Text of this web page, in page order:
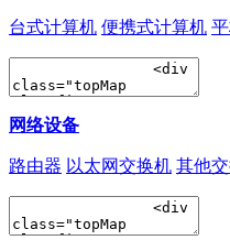
台式计算机 便携式计算机
网络设备
路由器 以太网交换机 其他